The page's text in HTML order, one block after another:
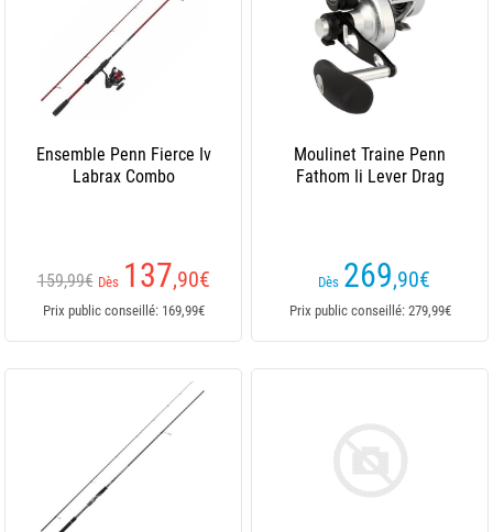
Ensemble Penn Fierce Iv
Labrax Combo
159,99€ Dès 137,90€
Prix public conseillé: 169,99€
Moulinet Traine Penn
Fathom Ii Lever Drag
Dès 269,90€
Prix public conseillé: 279,99€